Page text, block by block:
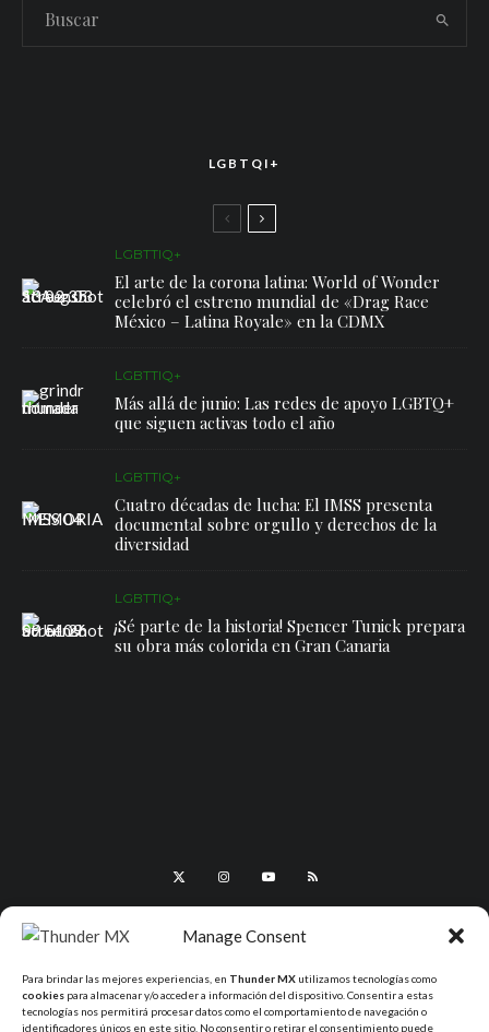
Manage Consent
Para brindar las mejores experiencias, en Thunder MX utilizamos tecnologías como
cookies para almacenar y/o acceder a información del dispositivo. Consentir a estas
tecnologías nos permitirá procesar datos como el comportamiento de navegación o
identificadores únicos en este sitio. No consentir o retirar el consentimiento puede
LGBTQI+
LGBTTIQ+
El arte de la corona latina: World of Wonder
celebró el estreno mundial de «Drag Race
México – Latina Royale» en la CDMX
LGBTTIQ+
Más allá de junio: Las redes de apoyo LGBTQ+
que siguen activas todo el año
LGBTTIQ+
Cuatro décadas de lucha: El IMSS presenta
documental sobre orgullo y derechos de la
diversidad
LGBTTIQ+
¡Sé parte de la historia! Spencer Tunick prepara
su obra más colorida en Gran Canaria